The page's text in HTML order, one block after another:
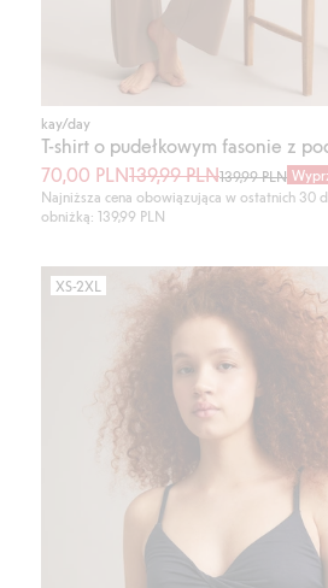
kay/day
70,00 PLN139,99 PLN139,99 PLN
Najniższa cena obowiązująca w ostatnich 30
obniżką: 139,99 PLN
XS-2XL